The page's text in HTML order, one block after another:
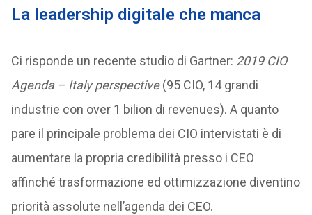
La leadership digitale che manca
Ci risponde un recente studio di Gartner: 2019 CIO
Agenda – Italy perspective(95 CIO, 14 grandi
industrie con over 1 bilion di revenues). A quanto
pare il principale problema dei CIO intervistati è di
aumentare la propria credibilità presso i CEO
affinché trasformazione ed ottimizzazione diventino
priorità assolute nell’agenda dei CEO.